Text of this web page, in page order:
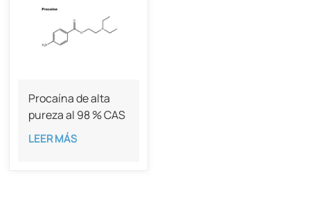
Procaína de alta
pureza al 98 % CAS
59-46-1
LEER MÁS